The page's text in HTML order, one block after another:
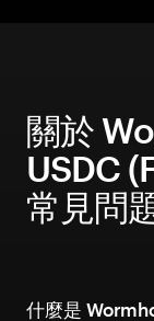
關於
USDC
常見問
什麼是